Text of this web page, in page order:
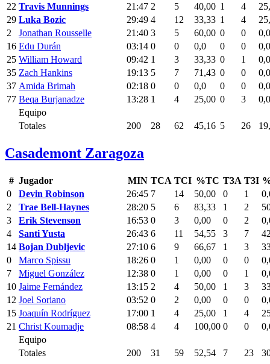
22 Travis Munnings 21:47 2 5 40,00 1 4
29 Luka Bozic 29:49 4 12 33,33 1 4
2
Jonathan Rousselle 21:40 3 5 60,00 0 0
0,0
16 Edu Durán 03:14 0 0 0,0 0 0
0,0
25 William Howard 09:42 1 3 33,33 0 1
35 Zach Hankins 19:13 5 7 71,43 0 0
0,0
37 Amida Brimah 02:18 0 0 0,0 0 0
0,0
77 Beqa Burjanadze 13:28 1 4 25,00 0 3
Equipo
Totales
200 28 62 45,16 5 26
Casademont Zaragoza
# Jugador MIN TCA TCI %TC T3A T3I
0
Devin Robinson 26:45 7 14 50,00 0 1
2
Trae Bell-Haynes 28:20 5 6 83,33 1 2
3
Erik Stevenson 16:53 0 3 0,00 0 2
4
Santi Yusta 26:43 6 11 54,55 3 7
14 Bojan Dubljevic 27:10 6 9 66,67 1 3
0
Marco Spissu 18:26 0 1 0,00 0 0
7
Miguel González 12:38 0 1 0,00 0 1
10 Jaime Fernández 13:15 2 4 50,00 1 3
12 Joel Soriano 03:52 0 2 0,00 0 0
15 Joaquín Rodríguez 17:00 1 4 25,00 1 4
21 Christ Koumadje 08:58 4 4 100,00 0 0
Equipo
Totales
200 31 59 52,54 7 23